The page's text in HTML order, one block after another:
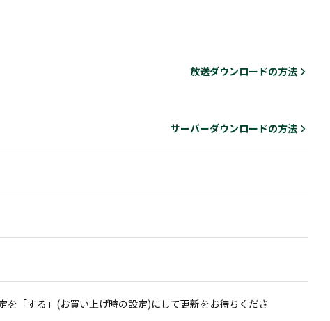
放送ダウンロードの方法
サーバーダウンロードの方法
「する」(お買い上げ時の設定)にして更新をお待ちくださ